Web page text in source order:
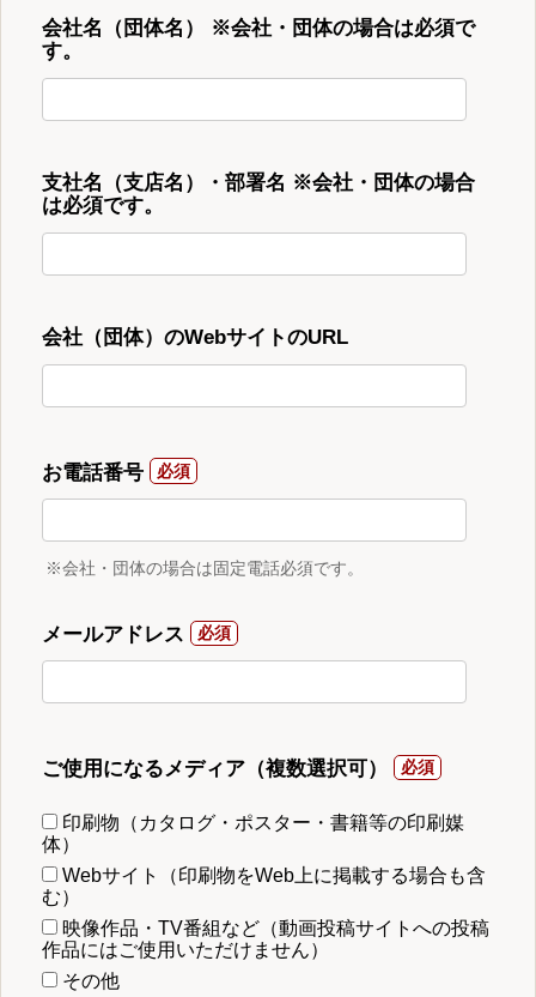
会社名（団体名） ※会社・団体の場合は必須で
す。
支社名（支店名）・部署名 ※会社・団体の場合
は必須です。
会社（団体）のWebサイトのURL
お電話番号
※会社・団体の場合は固定電話必須です。
メールアドレス
ご使用になるメディア（複数選択可）
印刷物（カタログ・ポスター・書籍等の印刷媒
体）
Webサイト（印刷物をWeb上に掲載する場合も含
む）
映像作品・TV番組など（動画投稿サイトへの投稿
作品にはご使用いただけません）
その他